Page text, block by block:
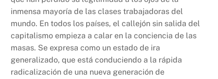
inmensa mayoría de las clases trabajadoras del
mundo. En todos los países, el callejón sin salida del
capitalismo empieza a calar en la conciencia de las
masas. Se expresa como un estado de ira
generalizado, que está conduciendo a la rápida
radicalización de una nueva generación de